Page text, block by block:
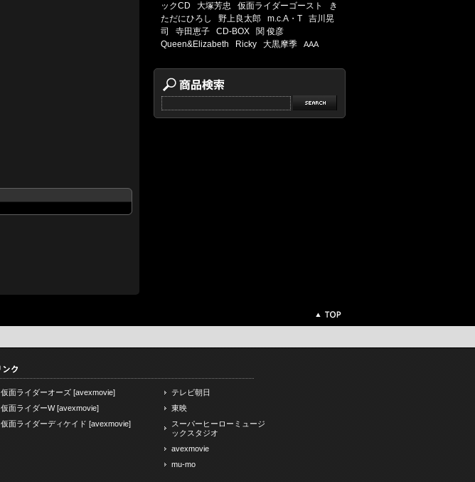
ックCD
大塚芳忠 仮面ライダーゴースト
き
ただにひろし
野上良太郎 m.c.A・T
吉川晃
司
寺田恵子 CD-BOX
関 俊彦
Queen&Elizabeth
Ricky 大黒摩季 AAA
仮面ライダーオーズ [avexmovie]
仮面ライダーW [avexmovie]
仮面ライダーディケイド [avexmovie]
テレビ朝日
東映
スーパーヒーローミュージ
ックスタジオ
avexmovie
mu-mo